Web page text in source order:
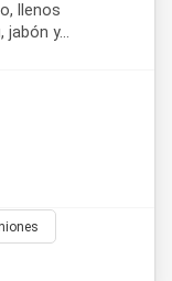
llenos
y...